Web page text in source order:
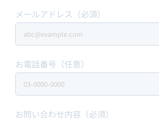
メールアドレス（必須）
お電話番号（任意）
お問い合わせ内容（必須）